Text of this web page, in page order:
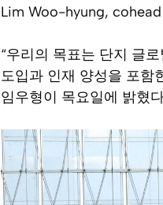
Lim Woo-hyung,
“우리의 목표는 단지 글
도입과 인재 양성을 포함
임우형이 목요일에 밝혔